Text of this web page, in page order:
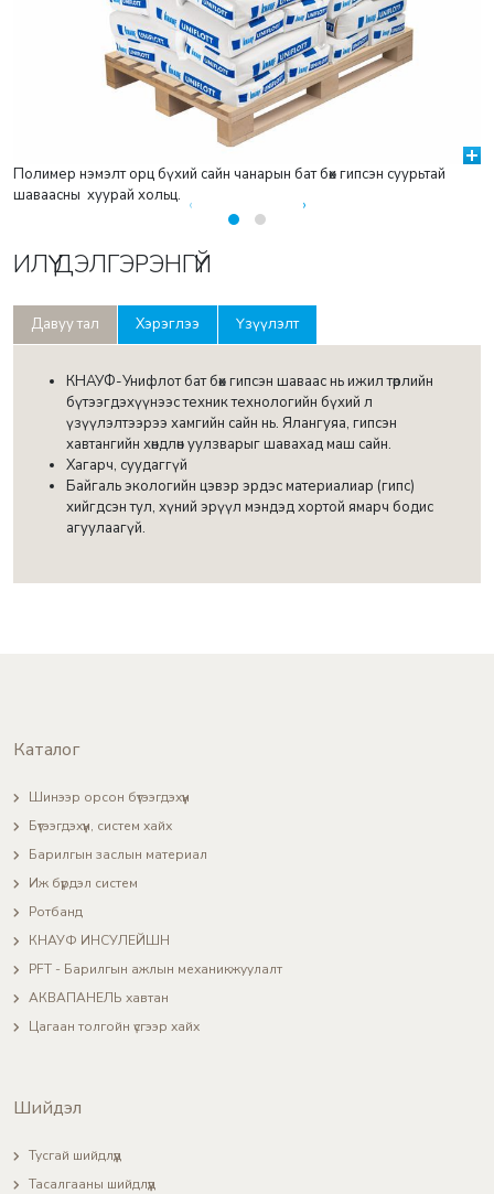
‹ ›
Полимер нэмэлт орц бүхий сайн чанарын бат бөх гипсэн суурьтай
шаваасны хуурай хольц.
ИЛҮҮ ДЭЛГЭРЭНГҮЙ
Давуу тал Хэрэглээ Үзүүлэлт
КНАУФ-Унифлот бат бөх гипсэн шаваас нь ижил төрлийн
бүтээгдэхүүнээс техник технологийн бүхий л
үзүүлэлтээрээ хамгийн сайн нь. Ялангуяа, гипсэн
хавтангийн хөндлөн уулзварыг шавахад маш сайн.
Хагарч, суудаггүй
Байгаль экологийн цэвэр эрдэс материалиар (гипс)
хийгдсэн тул, хүний эрүүл мэндэд хортой ямарч бодис
агуулаагүй.
Каталог
Шинээр орсон бүтээгдэхүүн
Бүтээгдэхүүн, систем хайх
Барилгын заслын материал
Иж бүрдэл систем
Ротбанд
КНАУФ ИНСУЛЕЙШН
PFT - Барилгын ажлын механикжуулалт
АКВАПАНЕЛЬ хавтан
Цагаан толгойн үсгээр хайх
Шийдэл
Тусгай шийдлүүд
Тасалгааны шийдлүүд